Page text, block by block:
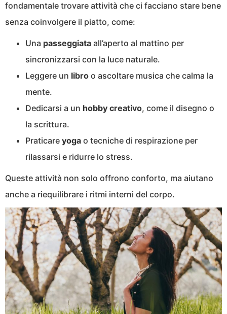
fondamentale trovare attività che ci facciano stare bene
senza coinvolgere il piatto, come:
Una passeggiata all’aperto al mattino per
sincronizzarsi con la luce naturale.
Leggere un libro o ascoltare musica che calma la
mente.
Dedicarsi a un hobby creativo, come il disegno o
la scrittura.
Praticare yoga o tecniche di respirazione per
rilassarsi e ridurre lo stress.
Queste attività non solo offrono conforto, ma aiutano
anche a riequilibrare i ritmi interni del corpo.